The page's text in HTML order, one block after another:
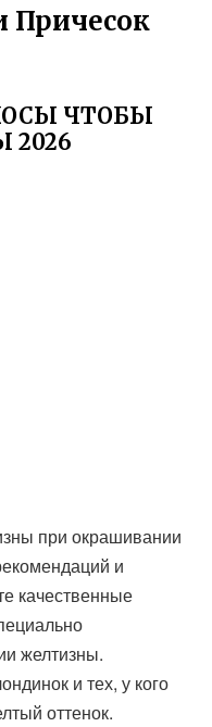
ЧТОБЫ
при окрашивании
и
качественные
желтизны.
и тех, у кого
оттенок.